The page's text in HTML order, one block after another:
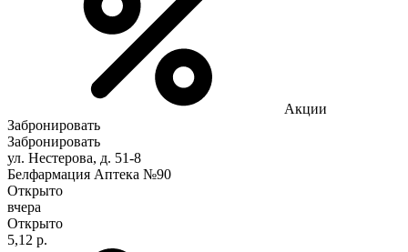
Акции
Забронировать
Забронировать
ул. Нестерова, д. 51-8
Белфармация Аптека №90
Открыто
вчера
Открыто
5,12 р.